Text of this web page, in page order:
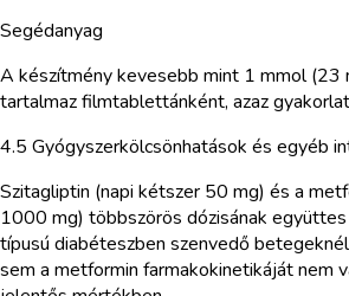
Segédanyag
A készítmény kevesebb mint 1 mmol (23
tartalmaz filmtablettánként, azaz
4.5 Gyógyszerkölcsönhatások és egyéb
Szitagliptin (napi kétszer 50 mg) és a
1000 mg) többszörös dózisának
típusú diabéteszben szenvedő
sem a metformin farmakokinetikáját nem